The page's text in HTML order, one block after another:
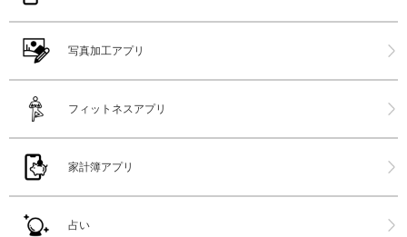
写真加工アプリ
フィットネスアプリ
家計簿アプリ
占い